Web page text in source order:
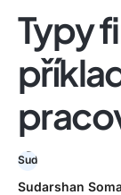
Typy
Sudarshan